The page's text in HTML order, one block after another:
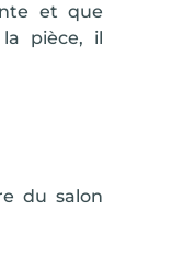
et que
la pièce, il
du salon